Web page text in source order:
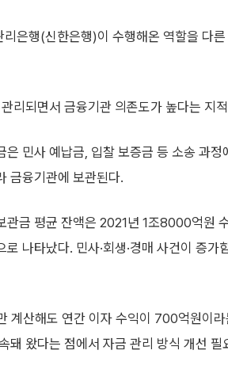
은행(신한은행)이 수행해온 역할을 다
리되면서 금융기관 의존도가 높다는 지
민사 예납금, 입찰 보증금 등 소송 과
금융기관에 보관된다.
관금 평균 잔액은 2021년 1조8000억원
나타났다. 민사·회생·경매 사건이 증가
계산해도 연간 이자 수익이 700억원이
돼 왔다는 점에서 자금 관리 방식 개선 필